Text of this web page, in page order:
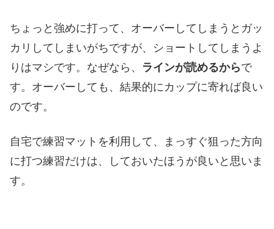
ちょっと強めに打って、オーバーしてしまうとガッ
カリしてしまいがちですが、ショートしてしまうよ
りはマシです。なぜなら、 ラインが読めるからで
す。オーバーしても、結果的にカップに寄れば良い
のです。
自宅で練習マットを利用して、まっすぐ狙った方向
に打つ練習だけは、しておいたほうが良いと思いま
す。